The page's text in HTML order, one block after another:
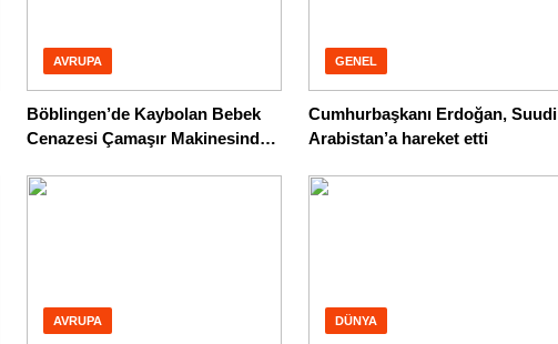
AVRUPA
Böblingen’de Kaybolan Bebek
Cenazesi Çamaşır Makinesinde
GENEL
Cumhurbaşkanı Erdoğan, Suudi
Arabistan’a hareket etti
AVRUPA DÜNYA